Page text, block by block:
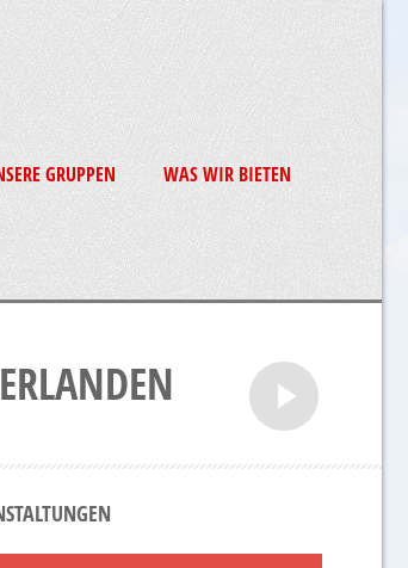
GRUPPEN WAS WIR BIETEN